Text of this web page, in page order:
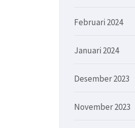
Februari 2024
Januari 2024
Desember 2023
November 2023